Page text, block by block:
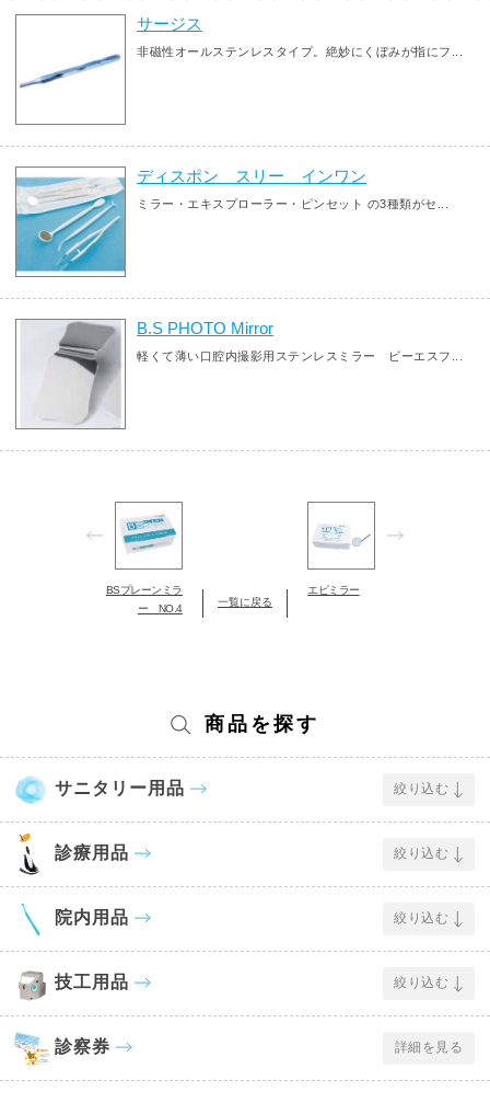
サージス
非磁性オールステンレスタイプ。絶妙にくぼみが指にフ...
ディスポン スリー インワン
ミラー・エキスプローラー・ピンセット の3種類がセ...
B.S PHOTO Mirror
軽くて薄い口腔内撮影用ステンレスミラー ビーエスフ...
BSプレーンミラ
ー NO.4
一覧に戻る
エピミラー
商品を探す
サニタリー用品 絞り込む
診療用品 絞り込む
院内用品 絞り込む
技工用品 絞り込む
診察券 詳細を見る